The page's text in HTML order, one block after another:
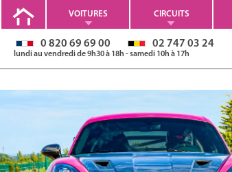
VOITURES CIRCUITS
0 820 69 69 00 02 747 03 24
lundi au vendredi de 9h30 à 18h - samedi 10h à 17h